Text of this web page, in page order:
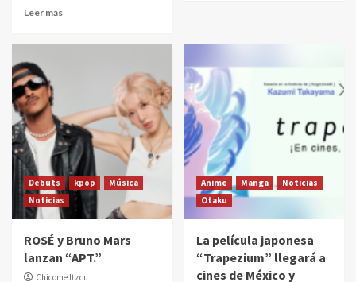
Leer más
Debuts kpop
Música
Noticias
ROSÉ y Bruno Mars
lanzan “APT.”
Chicome Itzcu
Anime Manga
Noticias
Otaku
La película japonesa
“Trapezium” llegará a
cines de México y